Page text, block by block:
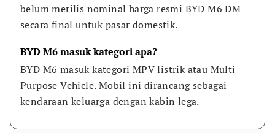
belum merilis nominal harga resmi BYD M6 DM
secara final untuk pasar domestik.
BYD M6 masuk kategori apa?
BYD M6 masuk kategori MPV listrik atau Multi
Purpose Vehicle. Mobil ini dirancang sebagai
kendaraan keluarga dengan kabin lega.